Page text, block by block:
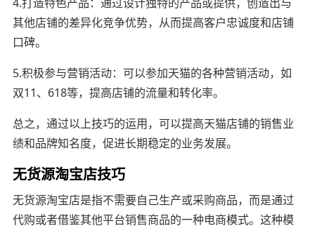
其他店铺的差异化竞争优势，从而提高客户忠诚度和店铺
口碑。
5.积极参与营销活动：可以参加天猫的各种营销活动，如
双11、618等，提高店铺的流量和转化率。
总之，通过以上技巧的运用，可以提高天猫店铺的销售业
绩和品牌知名度，促进长期稳定的业务发展。
无货源淘宝店技巧
无货源淘宝店是指不需要自己生产或采购商品，而是通过
代购或者借鉴其他平台销售商品的一种电商模式。这种模